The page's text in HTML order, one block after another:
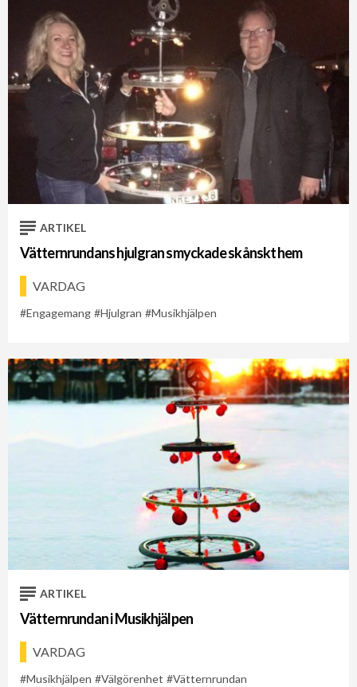
ARTIKEL
Vätternrundans hjulgran smyckade skånskt hem
VARDAG
Engagemang Hjulgran Musikhjälpen
ARTIKEL
Vätternrundan i Musikhjälpen
VARDAG
Musikhjälpen Välgörenhet Vätternrundan